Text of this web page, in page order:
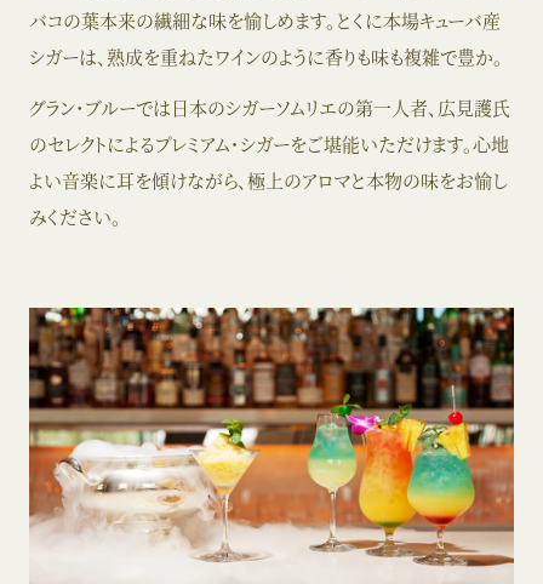
バコの葉本来の繊細な味を愉しめます。とくに本場キューバ産
シガーは、熟成を重ねたワインのように香りも味も複雑で豊か。
グラン･ブルーでは日本のシガーソムリエの第一人者、広見護氏
のセレクトによるプレミアム・シガーをご堪能いただけます。心地
よい音楽に耳を傾けながら、極上のアロマと本物の味をお愉し
みください。